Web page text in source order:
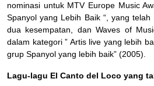
nominasi untuk MTV Europe Music
Spanyol yang Lebih Baik “, yang
dua kesempatan, dan Waves of
dalam kategori ” Artis live yang lebih
grup Spanyol yang lebih baik” (2005).
Lagu-lagu El Canto del Loco yang